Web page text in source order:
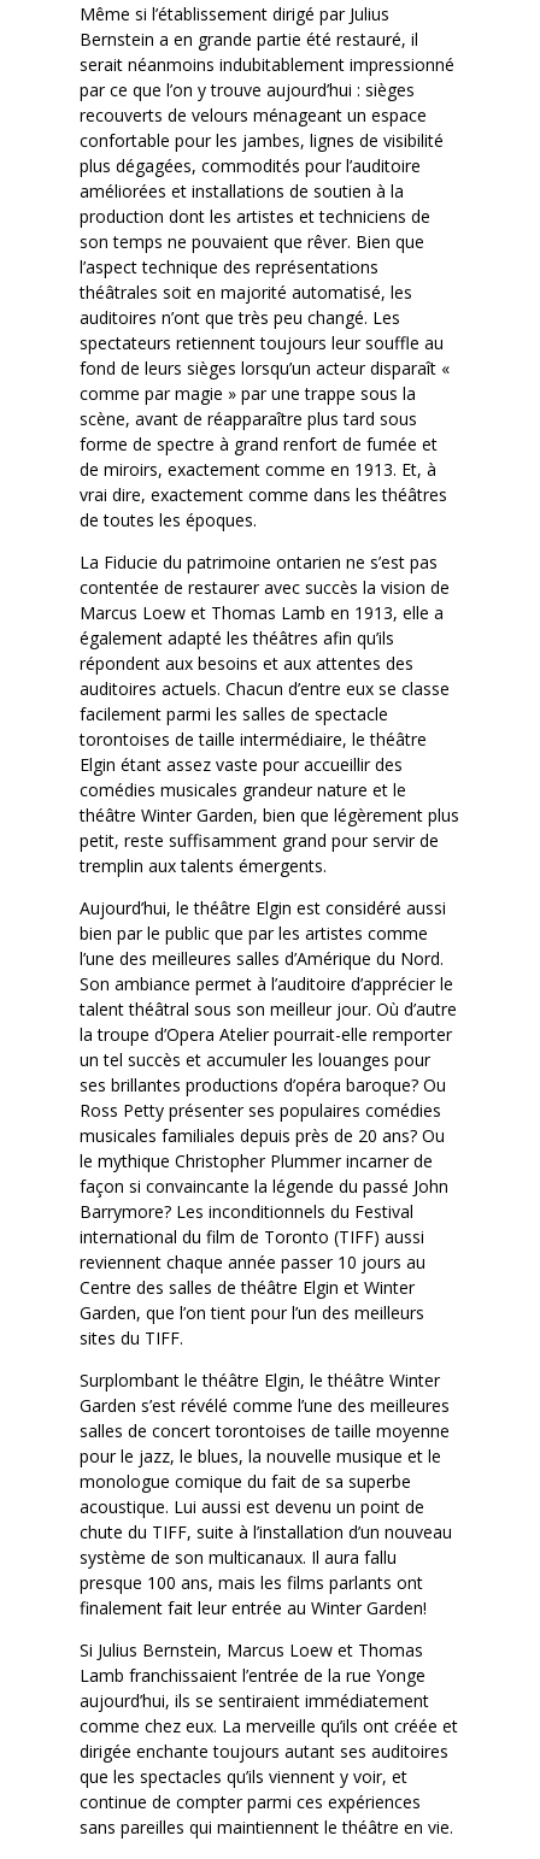
Même si l’établissement dirigé par Julius
Bernstein a en grande partie été restauré, il
serait néanmoins indubitablement impressionné
par ce que l’on y trouve aujourd’hui : sièges
recouverts de velours ménageant un espace
confortable pour les jambes, lignes de visibilité
plus dégagées, commodités pour l’auditoire
améliorées et installations de soutien à la
production dont les artistes et techniciens de
son temps ne pouvaient que rêver. Bien que
l’aspect technique des représentations
théâtrales soit en majorité automatisé, les
auditoires n’ont que très peu changé. Les
spectateurs retiennent toujours leur souffle au
fond de leurs sièges lorsqu’un acteur disparaît «
comme par magie » par une trappe sous la
scène, avant de réapparaître plus tard sous
forme de spectre à grand renfort de fumée et
de miroirs, exactement comme en 1913. Et, à
vrai dire, exactement comme dans les théâtres
de toutes les époques.
La Fiducie du patrimoine ontarien ne s’est pas
contentée de restaurer avec succès la vision de
Marcus Loew et Thomas Lamb en 1913, elle a
également adapté les théâtres afin qu’ils
répondent aux besoins et aux attentes des
auditoires actuels. Chacun d’entre eux se classe
facilement parmi les salles de spectacle
torontoises de taille intermédiaire, le théâtre
Elgin étant assez vaste pour accueillir des
comédies musicales grandeur nature et le
théâtre Winter Garden, bien que légèrement plus
petit, reste suffisamment grand pour servir de
tremplin aux talents émergents.
Aujourd’hui, le théâtre Elgin est considéré aussi
bien par le public que par les artistes comme
l’une des meilleures salles d’Amérique du Nord.
Son ambiance permet à l’auditoire d’apprécier le
talent théâtral sous son meilleur jour. Où d’autre
la troupe d’Opera Atelier pourrait-elle remporter
un tel succès et accumuler les louanges pour
ses brillantes productions d’opéra baroque? Ou
Ross Petty présenter ses populaires comédies
musicales familiales depuis près de 20 ans? Ou
le mythique Christopher Plummer incarner de
façon si convaincante la légende du passé John
Barrymore? Les inconditionnels du Festival
international du film de Toronto (TIFF) aussi
reviennent chaque année passer 10 jours au
Centre des salles de théâtre Elgin et Winter
Garden, que l’on tient pour l’un des meilleurs
sites du TIFF.
Surplombant le théâtre Elgin, le théâtre Winter
Garden s’est révélé comme l’une des meilleures
salles de concert torontoises de taille moyenne
pour le jazz, le blues, la nouvelle musique et le
monologue comique du fait de sa superbe
acoustique. Lui aussi est devenu un point de
chute du TIFF, suite à l’installation d’un nouveau
système de son multicanaux. Il aura fallu
presque 100 ans, mais les films parlants ont
finalement fait leur entrée au Winter Garden!
Si Julius Bernstein, Marcus Loew et Thomas
Lamb franchissaient l’entrée de la rue Yonge
aujourd’hui, ils se sentiraient immédiatement
comme chez eux. La merveille qu’ils ont créée et
dirigée enchante toujours autant ses auditoires
que les spectacles qu’ils viennent y voir, et
continue de compter parmi ces expériences
sans pareilles qui maintiennent le théâtre en vie.